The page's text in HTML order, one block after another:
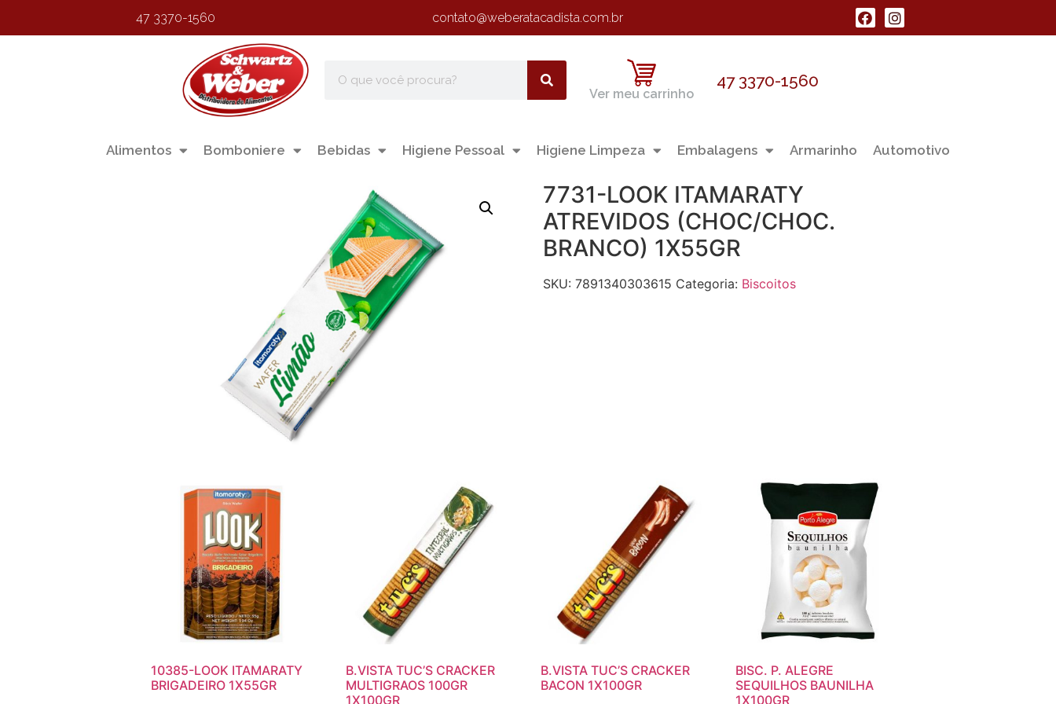
47 3370-1560 contato@weberatacadista.com.br
Ver meu carrinho
47 3370-1560
Alimentos Bomboniere Bebidas Higiene Pessoal Higiene Limpeza Embalagens Armarinho Automotivo
7731-LOOK ITAMARATY
ATREVIDOS (CHOC/CHOC.
BRANCO) 1X55GR
SKU:7891340303615 Categoria: Biscoitos
10385-LOOK ITAMARATY
BRIGADEIRO 1X55GR
B.VISTA TUC’S CRACKER
MULTIGRAOS 100GR
1X100GR
B.VISTA TUC’S CRACKER
BACON 1X100GR
BISC. P. ALEGRE
SEQUILHOS BAUNILHA
1X100GR